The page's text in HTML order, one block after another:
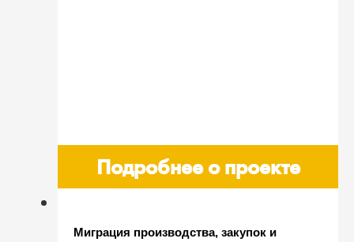
Подробнее о проекте
Миграция производства, закупок и